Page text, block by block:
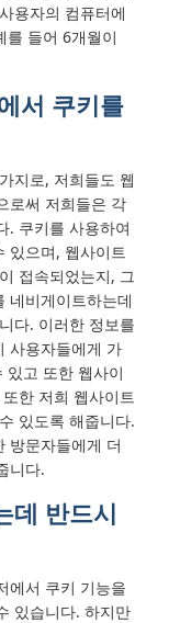
용자의 컴퓨터에
를 들어 6개월이
서 쿠키를
지로, 저희들도 웹
로써 저희들은 각
. 쿠키를 사용하여
있으며, 웹사이트
접속되었는지, 그
네비게이트하는데
다. 이러한 정보를
사용자들에게 가
있고 또한 웹사이
한 저희 웹사이트
있도록 해줍니다.
방문자들에게 더
니다.
데 반드시
에서 쿠키 기능을
있습니다. 하지만